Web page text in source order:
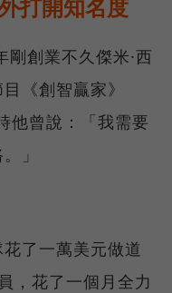
打開知名度
創業不久傑米·西
《創智贏家》
他曾說：「我需要
」
了一萬美元做道
，花了一個月全力